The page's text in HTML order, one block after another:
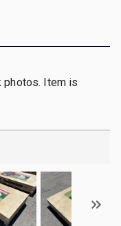
photos. Item is